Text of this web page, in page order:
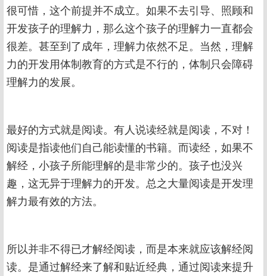
很可惜，这个前提并不成立。如果不去引导、照顾和
开发孩子的理解力，那么这个孩子的理解力一直都会
很差。甚至到了成年，理解力依然不足。当然，理解
力的开发用体制教育的方式是不行的，体制只会障碍
理解力的发展。
最好的方式就是阅读。有人说读经就是阅读，不对！
阅读是指读他们自己能读懂的书籍。而读经，如果不
解经，小孩子所能理解的是非常少的。孩子也没兴
趣，这无异于理解力的开发。总之大量阅读是开发理
解力最有效的方法。
所以并非不得已才解经阅读，而是本来就应该解经阅
读。是通过解经来了解和贴近经典，通过阅读来提升